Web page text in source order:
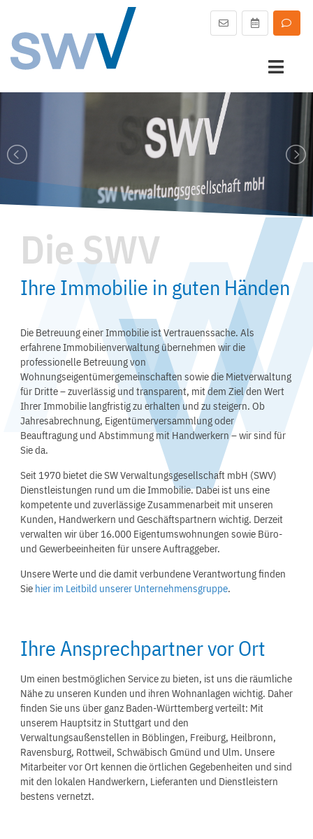
Die SWV
Ihre Immobilie in guten Händen
Die Betreuung einer Immobilie ist Vertrauenssache. Als
erfahrene Immobilienverwaltung übernehmen wir die
professionelle Betreuung von
Wohnungseigentümergemeinschaften sowie die Mietverwaltung
für Dritte – zuverlässig und transparent, mit dem Ziel den Wert
Ihrer Immobilie langfristig zu erhalten und zu steigern. Ob
Jahresabrechnung, Eigentümerversammlung oder
Beauftragung und Abstimmung mit Handwerkern – wir sind für
Sie da.
Seit 1970 bietet die SW Verwaltungsgesellschaft mbH (SWV)
Dienstleistungen rund um die Immobilie. Dabei ist uns eine
kompetente und zuverlässige Zusammenarbeit mit unseren
Kunden, Handwerkern und Geschäftspartnern wichtig. Derzeit
verwalten wir über 16.000 Eigentumswohnungen sowie Büro-
und Gewerbeeinheiten für unsere Auftraggeber.
Unsere Werte und die damit verbundene Verantwortung finden
Sie hier im Leitbild unserer Unternehmensgruppe.
Ihre Ansprechpartner vor Ort
Um einen bestmöglichen Service zu bieten, ist uns die räumliche
Nähe zu unseren Kunden und ihren Wohnanlagen wichtig. Daher
finden Sie uns über ganz Baden-Württemberg verteilt: Mit
unserem Hauptsitz in Stuttgart und den
Verwaltungsaußenstellen in Böblingen, Freiburg, Heilbronn,
Ravensburg, Rottweil, Schwäbisch Gmünd und Ulm. Unsere
Mitarbeiter vor Ort kennen die örtlichen Gegebenheiten und sind
mit den lokalen Handwerkern, Lieferanten und Dienstleistern
bestens vernetzt.